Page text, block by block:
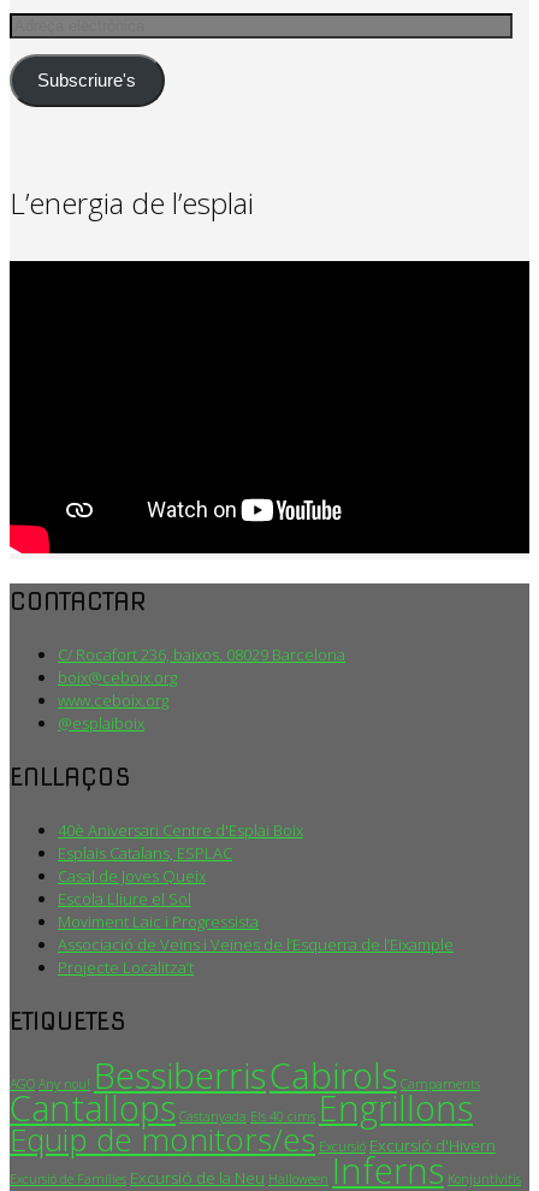
Subscriure's
L’energia de l’esplai
CONTACTAR
C/ Rocafort 236, baixos. 08029 Barcelona
boix@ceboix.org
www.ceboix.org
@esplaiboix
ENLLAÇOS
40è Aniversari Centre d'Esplai Boix
Esplais Catalans, ESPLAC
Casal de Joves Queix
Escola Lliure el Sol
Moviment Laic i Progressista
Associació de Veïns i Veïnes de l’Esquerra de l’Eixample
Projecte Localitza’t
ETIQUETES
AGO Any nou! BessiberrisCabirols Campaments
Cantallops Castanyada Els 40 cims Engrillons
Equip de monitors/es Excursió Excursió d'Hivern
Excursió de Famílies Excursió de la Neu Halloween Inferns Konjuntivitis